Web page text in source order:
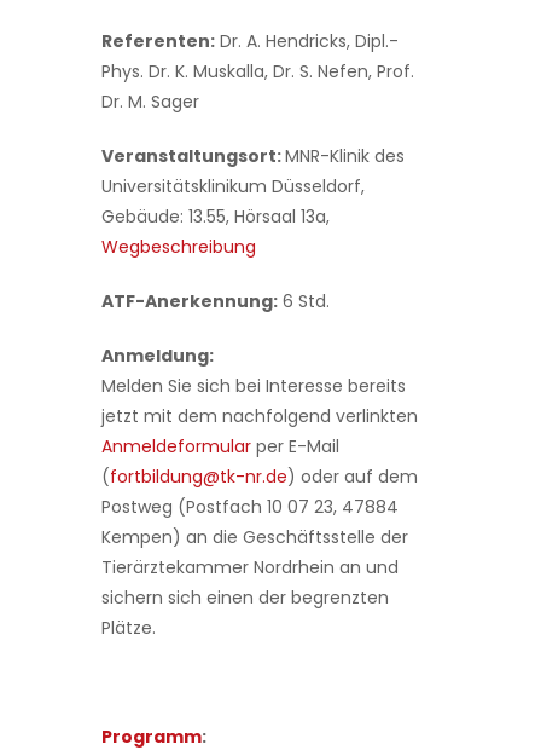
Referenten: Dr. A. Hendricks, Dipl.-
Phys. Dr. K. Muskalla, Dr. S. Nefen, Prof.
Dr. M. Sager
Veranstaltungsort:MNR-Klinik des
Universitätsklinikum Düsseldorf,
Gebäude: 13.55, Hörsaal 13a,
Wegbeschreibung
ATF-Anerkennung: 6 Std.
Anmeldung:
Melden Sie sich bei Interesse bereits
jetzt mit dem nachfolgend verlinkten
Anmeldeformular per E-Mail
(fortbildung@tk-nr.de) oder auf dem
Postweg (Postfach 10 07 23, 47884
Kempen) an die Geschäftsstelle der
Tierärztekammer Nordrhein an und
sichern sich einen der begrenzten
Plätze.
Programm: